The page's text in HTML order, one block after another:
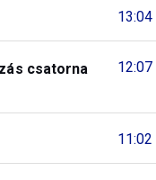
13:04
12:07
csatorna
11:02